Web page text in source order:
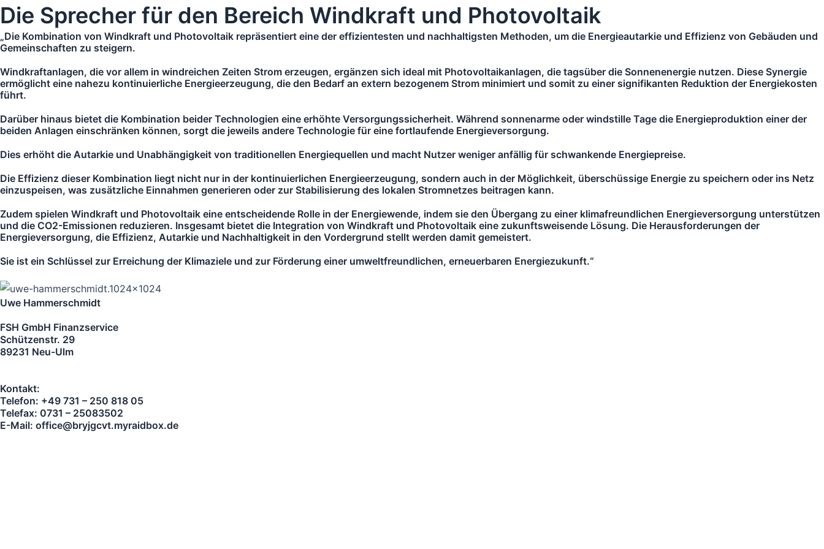
Zum
Inhalt
springen
Die Sprecher für den Bereich Windkraft und Photovoltaik
„Die Kombination von Windkraft und Photovoltaik repräsentiert eine der effizientesten und nachhaltigsten Methoden, um die Energieautarkie und Effizienz von Gebäuden und
Gemeinschaften zu steigern.
Windkraftanlagen, die vor allem in windreichen Zeiten Strom erzeugen, ergänzen sich ideal mit Photovoltaikanlagen, die tagsüber die Sonnenenergie nutzen. Diese Synergie
ermöglicht eine nahezu kontinuierliche Energieerzeugung, die den Bedarf an extern bezogenem Strom minimiert und somit zu einer signifikanten Reduktion der Energiekosten
führt.
Darüber hinaus bietet die Kombination beider Technologien eine erhöhte Versorgungssicherheit. Während sonnenarme oder windstille Tage die Energieproduktion einer der
beiden Anlagen einschränken können, sorgt die jeweils andere Technologie für eine fortlaufende Energieversorgung.
Dies erhöht die Autarkie und Unabhängigkeit von traditionellen Energiequellen und macht Nutzer weniger anfällig für schwankende Energiepreise.
Die Effizienz dieser Kombination liegt nicht nur in der kontinuierlichen Energieerzeugung, sondern auch in der Möglichkeit, überschüssige Energie zu speichern oder ins Netz
einzuspeisen, was zusätzliche Einnahmen generieren oder zur Stabilisierung des lokalen Stromnetzes beitragen kann.
Zudem spielen Windkraft und Photovoltaik eine entscheidende Rolle in der Energiewende, indem sie den Übergang zu einer klimafreundlichen Energieversorgung unterstützen
und die CO2-Emissionen reduzieren. Insgesamt bietet die Integration von Windkraft und Photovoltaik eine zukunftsweisende Lösung. Die Herausforderungen der
Energieversorgung, die Effizienz, Autarkie und Nachhaltigkeit in den Vordergrund stellt werden damit gemeistert.
Sie ist ein Schlüssel zur Erreichung der Klimaziele und zur Förderung einer umweltfreundlichen, erneuerbaren Energiezukunft.“
Uwe Hammerschmidt
FSH GmbH Finanzservice
Schützenstr. 29
89231 Neu-Ulm
Kontakt:
Telefon: +49 731 – 250 818 05
Telefax: 0731 – 25083502
E-Mail: office@bryjgcvt.myraidbox.de